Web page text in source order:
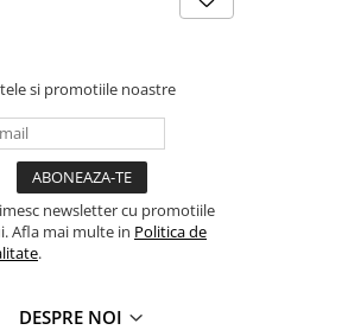
si promotiile noastre
newsletter cu promotiile
Afla mai multe in Politica de
.
DESPRE NOI